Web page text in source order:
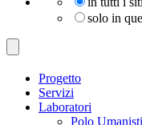
solo in
Progetto
Servizi
Laboratori
Polo